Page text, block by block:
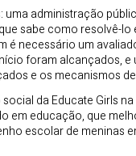
uma administração
sabe como resolvê-lo
é necessário um
foram alcançados,
e os mecanismos
da Educate Girls na
em educação, que
escolar de meninas